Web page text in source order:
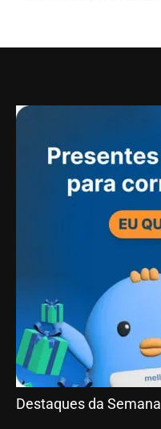
Destaques da Semana